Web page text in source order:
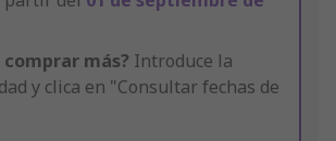
más? Introduce la
y clica en "Consultar fechas de